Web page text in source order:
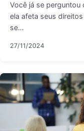
Você já se perguntou
ela afeta seus
se…
27/11/2024